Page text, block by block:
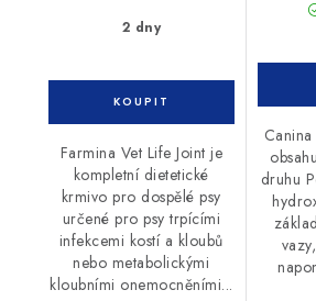
2 dny
Farmina Vet Life Joint je
kompletní dietetické
krmivo pro dospělé psy
určené pro psy trpícími
infekcemi kostí a kloubů
nebo metabolickými
kloubními onemocněními...
druhu